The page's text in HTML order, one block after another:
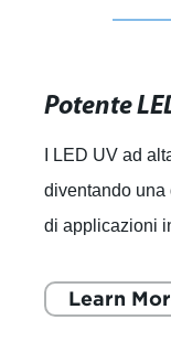
I LED UV ad
diventando
di applicazioni
Learn